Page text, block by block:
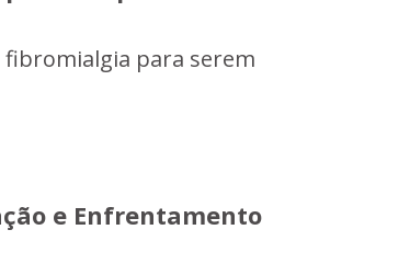
para serem
e Enfrentamento